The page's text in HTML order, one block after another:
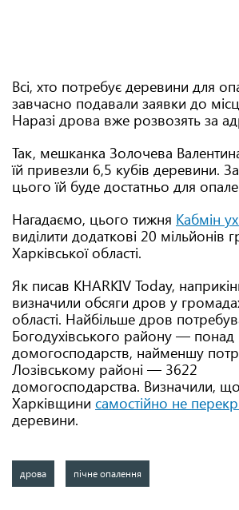
Всі, хто потребує деревини для
завчасно подавали заявки до
Наразі дрова вже розвозять за
Так, мешканка Золочева
їй привезли 6,5 кубів деревини.
цього їй буде достатньо для
Нагадаємо, цього тижня Кабмін
виділити додаткові 20 мільйонів
Харківської області.
Як писав KHARKIV Today,
визначили обсяги дров у
області. Найбільше дров
Богодухівського району — понад
домогосподарств, найменшу
Лозівському районі — 3622
домогосподарства. Визначили, що
Харківщини самостійно не
деревини.
дрова пічне опалення